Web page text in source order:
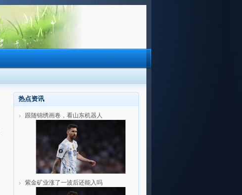
热点资讯
跟随锦绣画卷，看山东机器人
紫金矿业涨了一波后还能入吗